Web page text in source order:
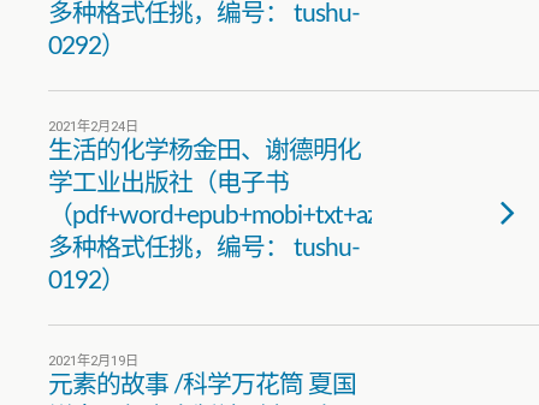
多种格式任挑，编号： tushu-
0292）
2021年2月24日
生活的化学杨金田、谢德明化
学工业出版社（电子书
（pdf+word+epub+mobi+txt+azw3）
多种格式任挑，编号： tushu-
0192）
2021年2月19日
元素的故事 /科学万花筒 夏国